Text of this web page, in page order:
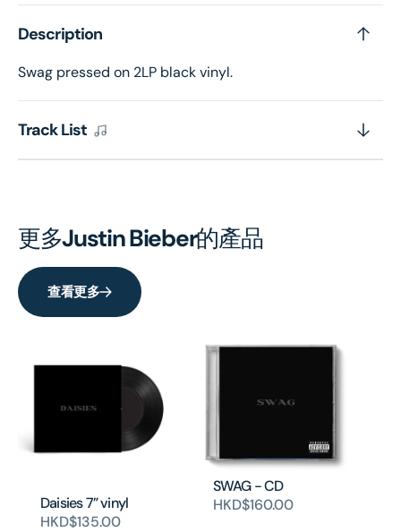
black
vinyl
black
vinyl
Description
Swag pressed on 2LP black vinyl.
Track List
更多Justin Bieber的產品
查看更多
Daisies 7” vinyl
HKD$135.00
SWAG - CD
HKD$160.00